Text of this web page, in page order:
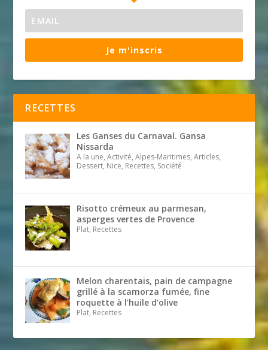
Je m'inscris
RECETTES
Les Ganses du Carnaval. Gansa
Nissarda
A la une, Activité, Alpes-Maritimes, Articles,
Dessert, Nice, Recettes, Société
Risotto crémeux au parmesan,
asperges vertes de Provence
Plat, Recettes
Melon charentais, pain de campagne
grillé à la scamorza fumée, fine
roquette à l’huile d’olive
Plat, Recettes